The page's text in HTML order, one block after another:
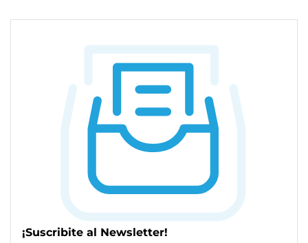
¡Suscribite al Newsletter!